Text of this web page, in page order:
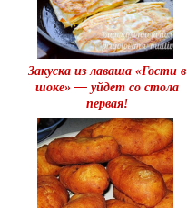
Закуска из лаваша «Гости в
шоке» — уйдет со стола
первая!